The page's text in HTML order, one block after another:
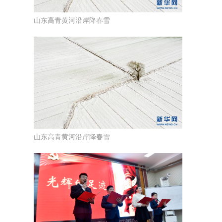
山东高青黄河沿岸降春雪
山东高青黄河沿岸降春雪